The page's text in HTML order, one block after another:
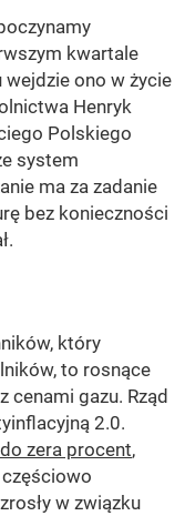
kwartale
wejdzie ono w życie
Henryk
Polskiego
system
ma za zadanie
bez konieczności
który
to rosnące
cenami gazu. Rząd
2.0.
zera procent,
w związku